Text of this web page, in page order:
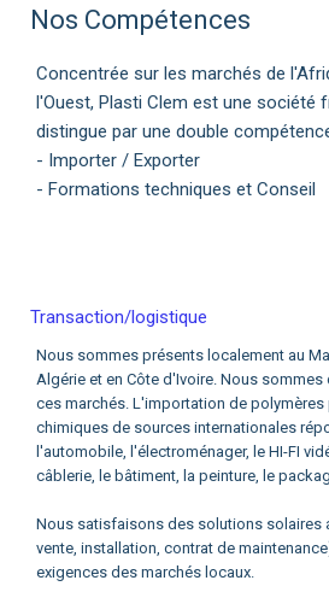
Nos Compétences
Concentrée sur les marchés de
l'Ouest, Plasti Clem est une société
distingue par une double
- Importer / Exporter
- Formations techniques et Conseil
Transaction/logistique
Nous sommes présents localement au
Algérie et en Côte d'Ivoire. Nous
ces marchés. L'importation de
chimiques de sources internationales
l'automobile, l'électroménager, le HI-FI
câblerie, le bâtiment, la peinture, le
Nous satisfaisons des solutions solaires
vente, installation, contrat de
exigences des marchés locaux.